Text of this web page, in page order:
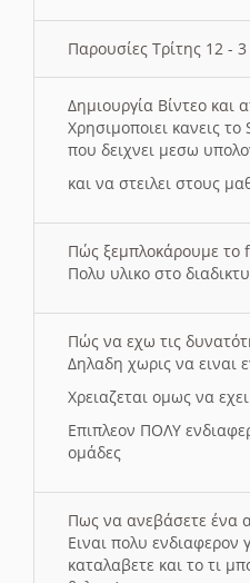
Παρουσίες Τρίτης 12 - 3
Δημιουργία Βίντεο και
Χρησιμοποιει κανεις
που δειχνει μεσω
και να στειλει στους
Πώς ξεμπλοκάρουμε το
Πολυ υλικο στο
Πώς να εχω τις
Δηλαδη χωρις να ειναι
Χρειαζεται ομως να
Επιπλεον ΠΟΛΥ
ομάδες
Πως να ανεβάσετε ένα
Ειναι πολυ
καταλαβετε και το τι